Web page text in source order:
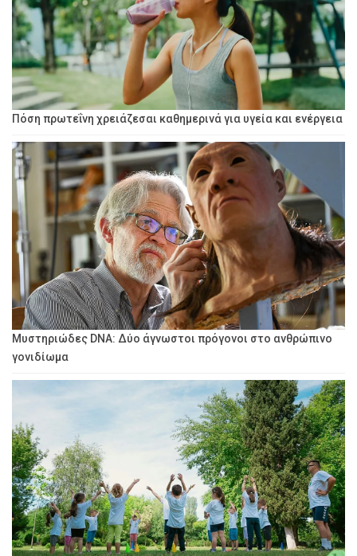
Πόση πρωτεΐνη χρειάζεσαι καθημερινά για υγεία και ενέργεια
Μυστηριώδες DNA: Δύο άγνωστοι πρόγονοι στο ανθρώπινο
γονιδίωμα